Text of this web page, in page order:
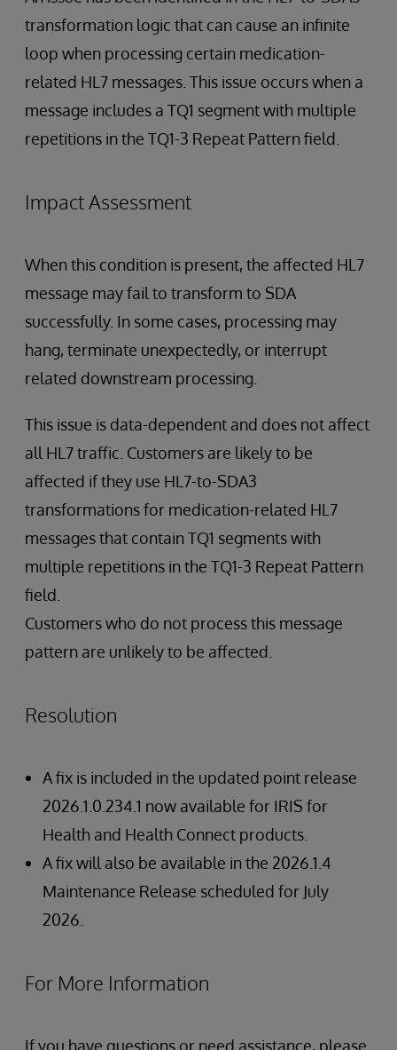
transformation logic that can cause an infinite
loop when processing certain medication-
related HL7 messages. This issue occurs when a
message includes a TQ1 segment with multiple
repetitions in the TQ1-3 Repeat Pattern field.
Impact Assessment
When this condition is present, the affected HL7
message may fail to transform to SDA
successfully. In some cases, processing may
hang, terminate unexpectedly, or interrupt
related downstream processing.
This issue is data-dependent and does not affect
all HL7 traffic. Customers are likely to be
affected if they use HL7-to-SDA3
transformations for medication-related HL7
messages that contain TQ1 segments with
multiple repetitions in the TQ1-3 Repeat Pattern
field.
Customers who do not process this message
pattern are unlikely to be affected.
Resolution
A fix is included in the updated point release
2026.1.0.234.1 now available for IRIS for
Health and Health Connect products.
A fix will also be available in the 2026.1.4
Maintenance Release scheduled for July
2026.
For More Information
If you have questions or need assistance, please